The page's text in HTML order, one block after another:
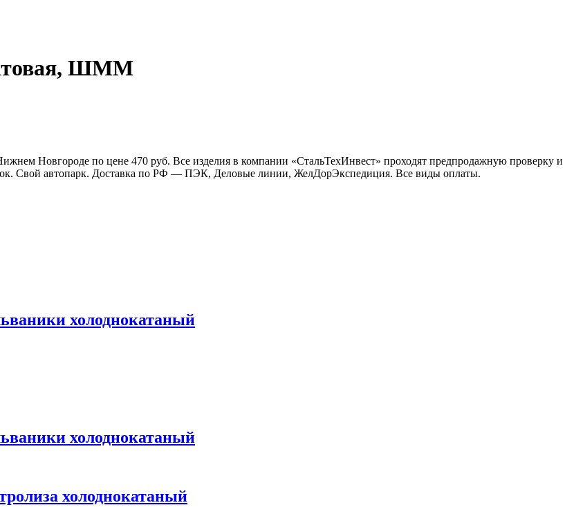
ШММ
Новгороде по цене 470 руб. Все изделия в компании «СтальТехИнвест» проходят предпродажную проверку и
Свой автопарк. Доставка по РФ — ПЭК, Деловые линии, ЖелДорЭкспедиция. Все виды оплаты.
холоднокатаный
холоднокатаный
холоднокатаный